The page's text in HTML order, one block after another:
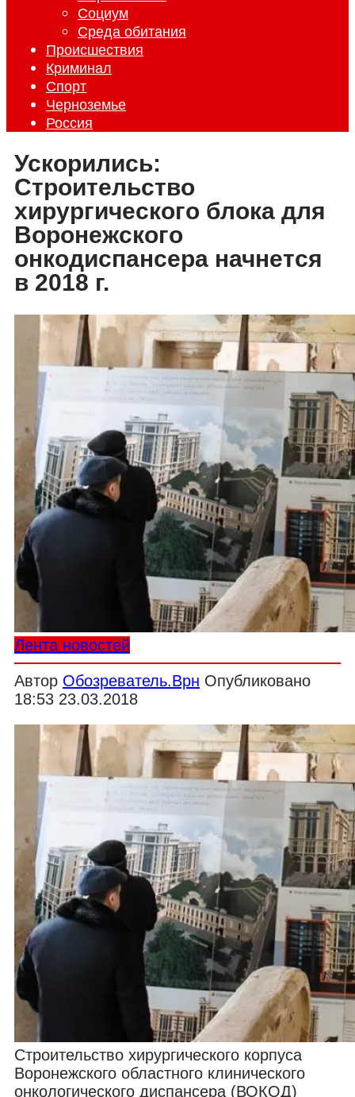
Социум
Среда обитания
Происшествия
Криминал
Спорт
Черноземье
Россия
Ускорились:
Строительство
хирургического блока для
Воронежского
онкодиспансера начнется
в 2018 г.
Лента новостей
Автор Обозреватель.Врн Опубликовано
18:53 23.03.2018
Строительство хирургического корпуса
Воронежского областного клинического
онкологического диспансера (ВОКОД)